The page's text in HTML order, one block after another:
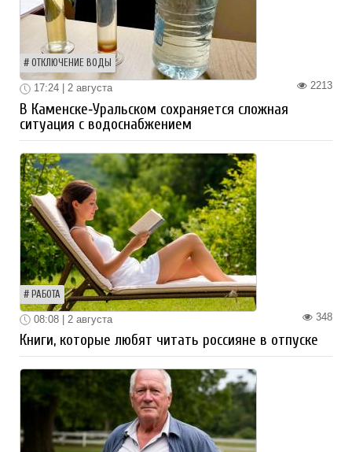
ОТКЛЮЧЕНИЕ ВОДЫ
2213
17:24 | 2 августа
В Каменске‑Уральском сохраняется сложная
ситуация с водоснабжением
РАБОТА
348
08:08 | 2 августа
Книги, которые любят читать россияне в отпуске